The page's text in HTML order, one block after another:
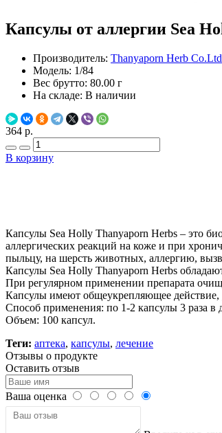
Капсулы от аллергии Sea
Производитель: Thanyaporn Herb Co.Ltd
Модель: 1/84
Вес брутто: 80.00 г
На складе: В наличии
364 р.
В корзину
Капсулы Sea Holly Thanyaporn Herbs – это
аллергических реакций на коже и при
пыльцу, на шерсть животных, аллергию,
Капсулы Sea Holly Thanyaporn Herbs
При регулярном применении препарата
Капсулы имеют общеукрепляющее
Способ применения: по 1-2 капсулы 3 раза в
Объем: 100 капсул.
Теги: аптека, капсулы, лечение
Отзывы о продукте
Оставить отзыв
Ваша оценка